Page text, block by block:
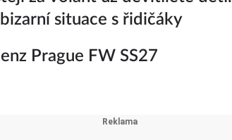
situace s řidičáky
Prague FW SS27